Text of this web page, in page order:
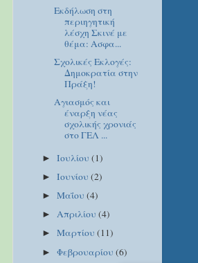
Εκδήλωση στη
περιηγητική
λέσχη Σκινέ με
θέμα: Ασφα...
Σχολικές Εκλογές:
Δημοκρατία στην
Πράξη!
Αγιασμός και
έναρξη νέας
σχολικής χρονιάς
στο ΓΕΛ ...
►Ιουλίου(1)
►Ιουνίου(2)
►Μαΐου(4)
►Απριλίου(4)
►Μαρτίου(11)
►Φεβρουαρίου(6)